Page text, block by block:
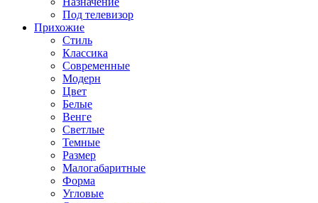
Под телевизор
Прихожие
Стиль
Классика
Современные
Модерн
Цвет
Белые
Венге
Светлые
Темные
Размер
Малогабаритные
Форма
Угловые